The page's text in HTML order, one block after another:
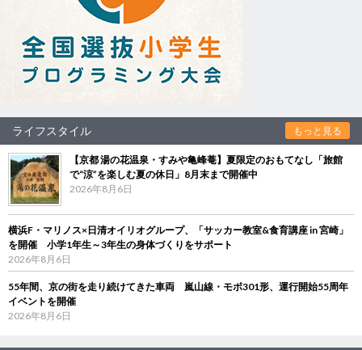
ライフスタイル もっと見る
【京都 湯の花温泉・すみや亀峰菴】夏限定のおもてなし「旅館
で“涼”を楽しむ夏の休日」8月末まで開催中
2026年8月6日
横浜F・マリノス×日清オイリオグループ、「サッカー教室&食育講座 in 宮崎」
を開催 小学1年生～3年生の身体づくりをサポート
2026年8月6日
55年間、京の街を走り続けてきた車両 嵐山線・モボ301形、運行開始55周年
イベントを開催
2026年8月6日